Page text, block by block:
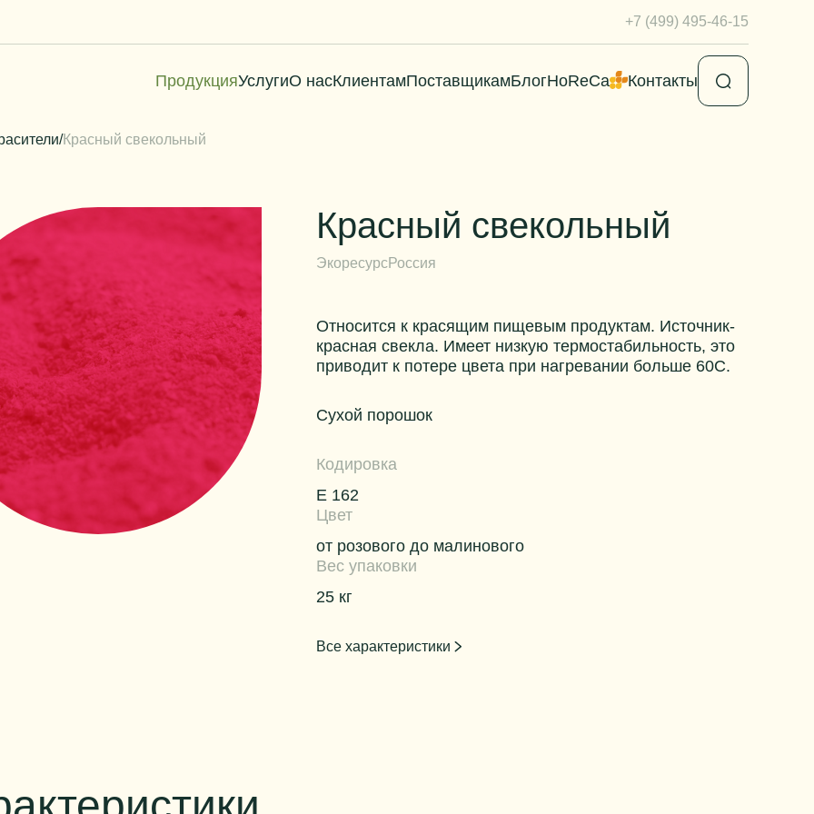
+7 (499) 495-46-15
ПродукцияУслугиО насКлиентамПоставщикамБлогHoReCa Контакты
/Красный свекольный
Красный свекольный
ЭкоресурсРоссия
Относится к красящим пищевым продуктам. Источник-
красная свекла. Имеет низкую термостабильность, это
приводит к потере цвета при нагревании больше 60С.
Сухой порошок
Кодировка
Е 162
Цвет
от розового до малинового
Вес упаковки
25 кг
Все характеристики